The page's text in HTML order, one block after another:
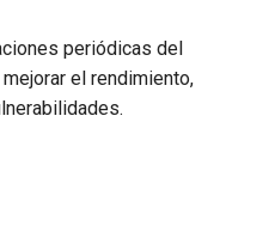
periódicas del
el rendimiento,